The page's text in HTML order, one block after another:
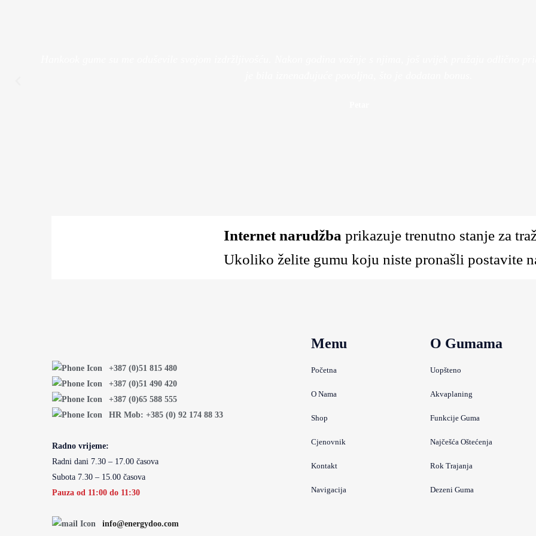
Internet narudžba prikazuje trenutno stanje za
Ukoliko želite gumu koju niste pronašli postavite
+387 (0)51 815 480
+387 (0)51 490 420
+387 (0)65 588 555
HR Mob: +385 (0) 92 174 88 33
Radno vrijeme:
Radni dani 7.30 – 17.00 časova
Subota 7.30 – 15.00 časova
Pauza od 11:00 do 11:30
info@energydoo.com
Menu
Početna
O Nama
Shop
Cjenovnik
Kontakt
Navigacija
O Gumama
Uopšteno
Akvaplaning
Funkcije Guma
Najčešća Oštećenja
Rok Trajanja
Dezeni Guma